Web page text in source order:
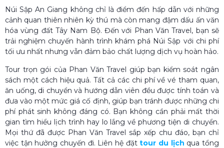
Núi Sập An Giang không chỉ là điểm đến hấp dẫn với những
cảnh quan thiên nhiên kỳ thú mà còn mang đậm dấu ấn văn
hóa vùng đất Tây Nam Bộ. Đến với Phan Văn Travel, bạn sẽ
trải nghiệm chuyến hành trình khám phá Núi Sập với chi phí
tối ưu nhất nhưng vẫn đảm bảo chất lượng dịch vụ hoàn hảo.
Tour trọn gói của Phan Văn Travel giúp bạn kiểm soát ngân
sách một cách hiệu quả. Tất cả các chi phí về vé tham quan,
ăn uống, di chuyển và hướng dẫn viên đều được tính toán và
đưa vào một mức giá cố định, giúp bạn tránh được những chi
phí phát sinh không đáng có. Bạn không cần phải mất thời
gian tìm hiểu lịch trình hay lo lắng về phương tiện di chuyển.
Mọi thứ đã được Phan Văn Travel sắp xếp chu đáo, bạn chỉ
việc tận hưởng chuyến đi. Liên hệ đặttour du lịch qua tổng